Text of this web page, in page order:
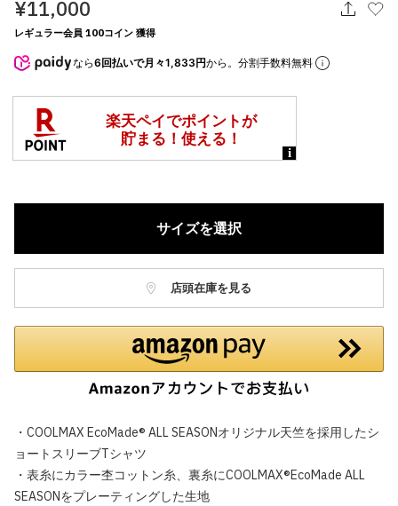
¥11,000
レギュラー会員 100コイン 獲得
なら6回払いで月々1,833円から。分割手数料無料
サイズを選択
店頭在庫を見る
・COOLMAX EcoMade® ALL SEASONオリジナル天竺を採用したシ
ョートスリーブTシャツ
・表糸にカラー杢コットン糸、裏糸にCOOLMAX®EcoMade ALL
SEASONをプレーティングした生地